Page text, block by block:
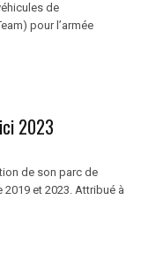
de
pour l’armée
2023
de son parc de
et 2023. Attribué à